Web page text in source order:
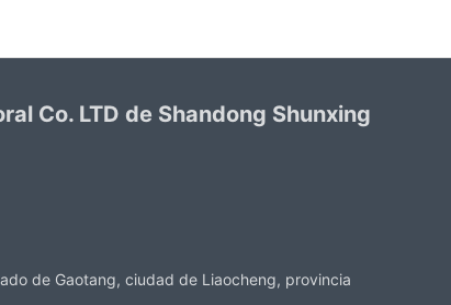
Co. LTD de Shandong Shunxing
de Gaotang, ciudad de Liaocheng, provincia